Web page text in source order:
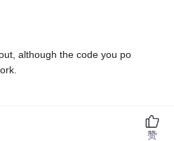
although the code you po
赞